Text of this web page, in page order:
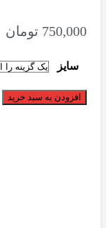
750,000 تومان
سایز
با
جعبه
تعداد
افزودن به سبد خرید